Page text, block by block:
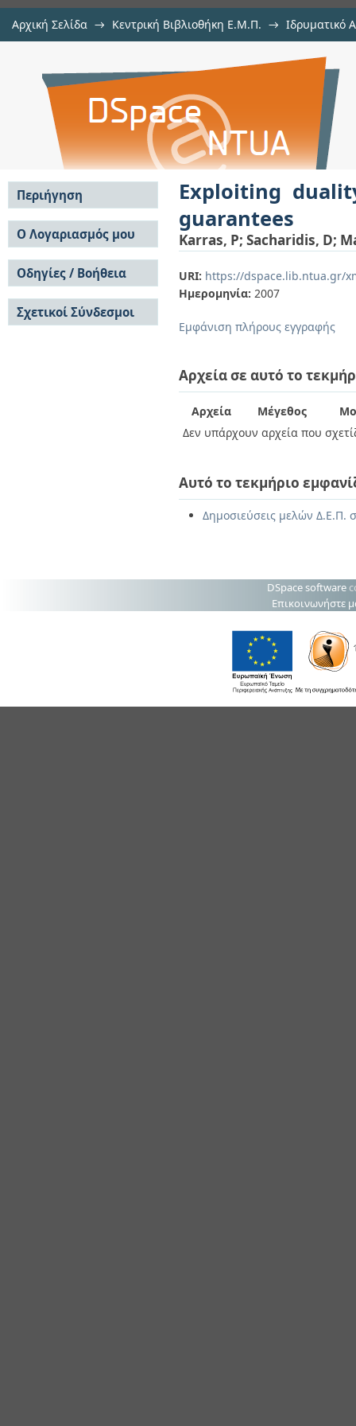
Αρχική Σελίδα → Κεντρική Βιβλιοθήκη Ε.Μ.Π. → Ιδρυματικό
Exploiting duality in
Exploiting
guarantees
Karras, P; Sacharidis, D;
URI: https://dspace.lib.ntua.gr/
Ημερομηνία: 2007
Εμφάνιση πλήρους εγγραφής
Αρχεία σε αυτό το
Αρχεία Μέγεθος
Δεν υπάρχουν αρχεία που
Αυτό το τεκμήριο
Δημοσιεύσεις μελών Δ.Ε.Π.
Περιήγηση
Σε όλο το DSpace
Κοινότητες & Συλλογές
Ανά Ημερομηνία
Έκδοσης
Συγγραφείς
Τίτλοι
Θέματα
Ο Λογαριασμός μου
Σύνδεση
Εγγραφή
Οδηγίες / Βοήθεια
Οδηγίες Υποβολής
Οδηγίες Χρήσης ΙΑ
Συχνές Ερωτήσεις
Σχετικοί Σύνδεσμοι
DSpace software
Επικοινωνήστε